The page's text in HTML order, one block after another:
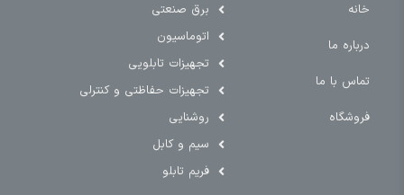
خانه
درباره ما
تماس با ما
فروشگاه
برق صنعتی
اتوماسیون
تجهیزات تابلویی
تجهیزات حفاظتی و کنترلی
روشنایی
سیم و کابل
فریم تابلو